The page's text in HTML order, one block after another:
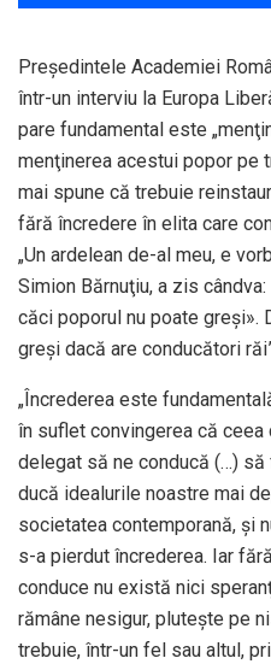
Preşedintele Academiei
într-un interviu la Europa
pare fundamental este
menţinerea acestui popor pe
mai spune că trebuie
fără încredere în elita care
„Un ardelean de-al meu, e
Simion Bărnuţiu, a zis
căci poporul nu poate greşi».
greşi dacă are conducători
„Încrederea este
în suflet convingerea că
delegat să ne conducă (…)
ducă idealurile noastre mai
societatea contemporană, şi
s-a pierdut încrederea. Iar
conduce nu există nici
rămâne nesigur, pluteşte pe
trebuie, într-un fel sau altul,